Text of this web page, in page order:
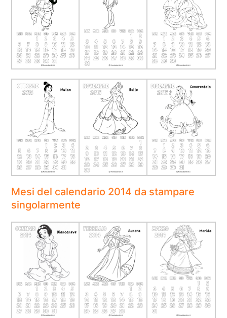
Mesi del calendario 2014 da stampare
singolarmente